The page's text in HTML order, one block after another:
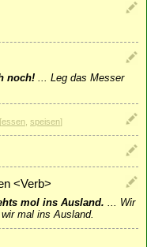
noch! ... Leg das Messer
[essen, speisen]
<Verb>
mol ins Ausland. ... Wir
mal ins Ausland.